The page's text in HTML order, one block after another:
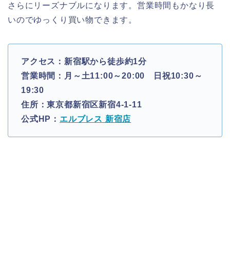
さらにリーズナブルになります。営業時間もかなり長
いのでゆっくり買い物できます。
アクセス：新宿駅から徒歩約1分
営業時間：月～土11:00～20:00 日祝10:30～
19:30
住所：東京都新宿区新宿4-1-11
公式HP： エルブレス 新宿店